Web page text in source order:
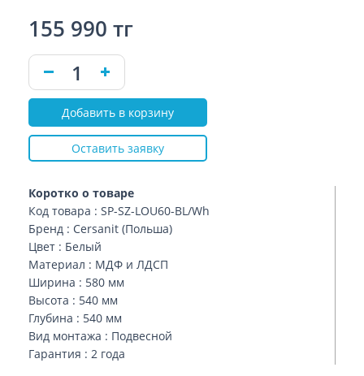
Коротко о товаре
Код товара : SP-SZ-LOU60-BL/Wh
Бренд : Cersanit (Польша)
Цвет : Белый
Материал : МДФ и ЛДСП
Ширина : 580 мм
Высота : 540 мм
Глубина : 540 мм
Вид монтажа : Подвесной
Гарантия : 2 года
155 990 тг
Добавить в корзину
Оставить заявку